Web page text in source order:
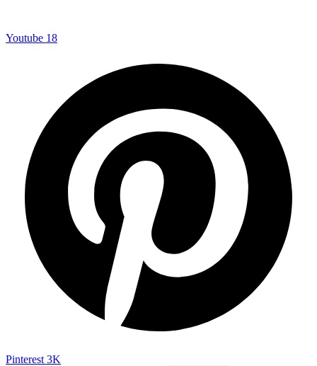
Youtube 18
Pinterest 3K